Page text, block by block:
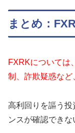
まとめ：
FXRKについては
制、詐欺疑惑など
高利回りを謳う
ンスが確認できな